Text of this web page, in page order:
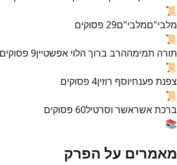
📜
מלבי"םמלבי"ם29 פסוקים
📜
תורה תמימההרב ברוך הלוי אפשטיין9 פסוקים
📜
צפנת פענחיוסף רוזין4 פסוקים
📜
ברכת אשראשר וסרטיל60 פסוקים
📚
מאמרים על הפרק